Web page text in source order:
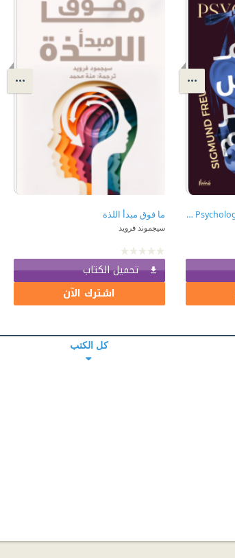
علم نفس تفسير الأحلام | Dream Psychology ما فوق مبدأ اللذة
سيجموند فرويد
تحميل الكتاب
اشترك الآن
كل الكتب